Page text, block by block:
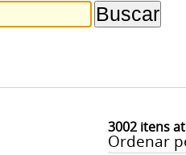
3002itens
Ordenar